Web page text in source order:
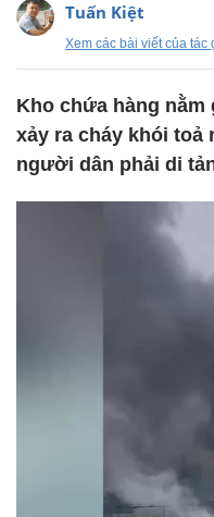
Tuấn Kiệt
Xem các bài viết của tác
Kho chứa hàng
xảy ra cháy khói toả
người dân phải di